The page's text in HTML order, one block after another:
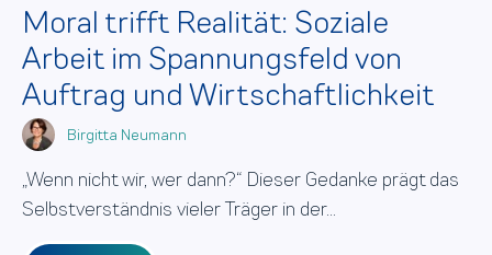
Moral trifft Realität: Soziale
Arbeit im Spannungsfeld von
Auftrag und Wirtschaftlichkeit
Birgitta Neumann
„Wenn nicht wir, wer dann?“ Dieser Gedanke prägt das
Selbstverständnis vieler Träger in der...